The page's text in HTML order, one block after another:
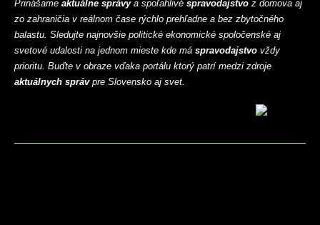
Prinášame aktuálne správya spoľahlivé spravodajstvo z domova aj
zo zahraničia v reálnom čase rýchlo prehľadne a bez zbytočného
balastu. Sledujte najnovšie politické ekonomické spoločenské aj
svetové udalosti na jednom mieste kde má spravodajstvo vždy
prioritu. Buďte v obraze vďaka portálu ktorý patrí medzi zdroje
aktuálnych správpre Slovensko aj svet.